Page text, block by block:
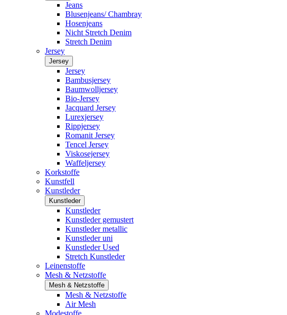
Jeans
Blusenjeans/ Chambray
Hosenjeans
Nicht Stretch Denim
Stretch Denim
Jersey
Jersey
Jersey
Bambusjersey
Baumwolljersey
Bio-Jersey
Jacquard Jersey
Lurexjersey
Rippjersey
Romanit Jersey
Tencel Jersey
Viskosejersey
Waffeljersey
Korkstoffe
Kunstfell
Kunstleder
Kunstleder
Kunstleder
Kunstleder gemustert
Kunstleder metallic
Kunstleder uni
Kunstleder Used
Stretch Kunstleder
Leinenstoffe
Mesh & Netzstoffe
Mesh & Netzstoffe
Mesh & Netzstoffe
Air Mesh
Modestoffe